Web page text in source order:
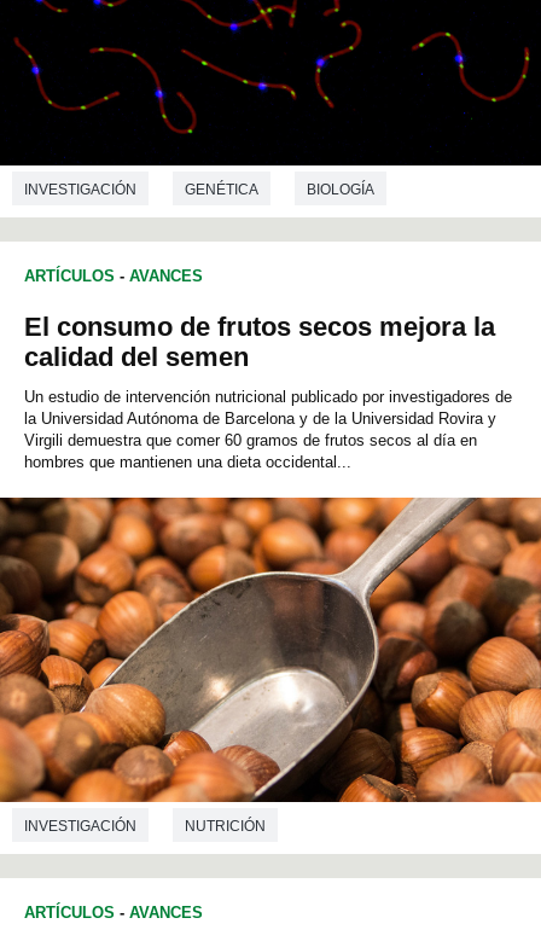
INVESTIGACIÓN GENÉTICA BIOLOGÍA
ARTÍCULOS - AVANCES
El consumo de frutos secos mejora la
calidad del semen
Un estudio de intervención nutricional publicado por investigadores de
la Universidad Autónoma de Barcelona y de la Universidad Rovira y
Virgili demuestra que comer 60 gramos de frutos secos al día en
hombres que mantienen una dieta occidental...
INVESTIGACIÓN NUTRICIÓN
ARTÍCULOS - AVANCES